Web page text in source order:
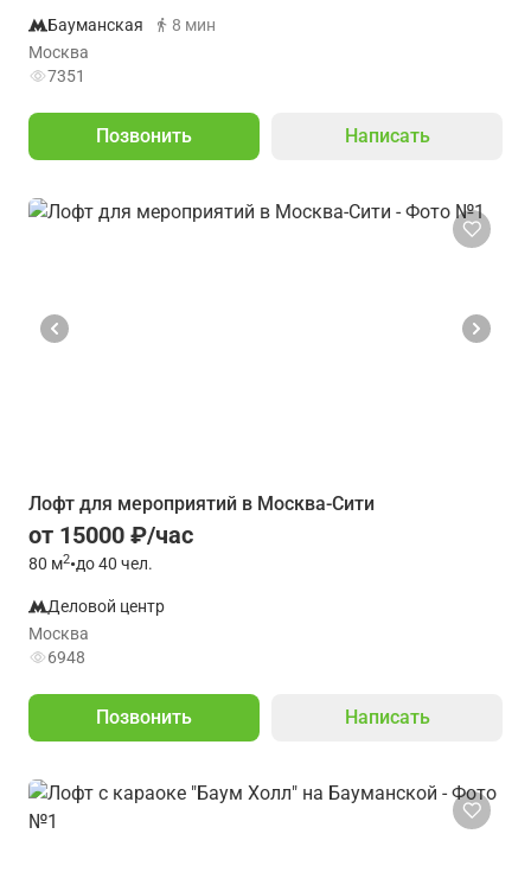
Бауманская
8 мин
Москва
7351
Позвонить Написать
Лофт для мероприятий в Москва-Сити
от 15000 ₽/час
80 м2•до 40 чел.
Деловой центр
Москва
6948
Позвонить Написать